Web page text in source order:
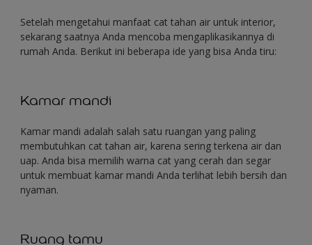
Setelah mengetahui manfaat cat tahan air untuk interior,
sekarang saatnya Anda mencoba mengaplikasikannya di
rumah Anda. Berikut ini beberapa ide yang bisa Anda tiru:
Kamar mandi
Kamar mandi adalah salah satu ruangan yang paling
membutuhkan cat tahan air, karena sering terkena air dan
uap. Anda bisa memilih warna cat yang cerah dan segar
untuk membuat kamar mandi Anda terlihat lebih bersih dan
nyaman.
Ruang tamu